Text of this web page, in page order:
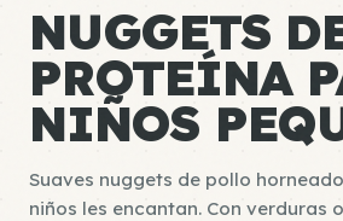
NUGGETS
PROTEÍNA
NIÑOS
Suaves nuggets de pollo
niños les encantan. Con verduras